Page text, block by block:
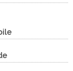
über den